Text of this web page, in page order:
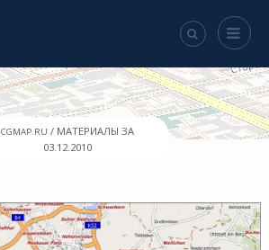
CGMAP.RU / МАТЕРИАЛЫ ЗА
03.12.2010